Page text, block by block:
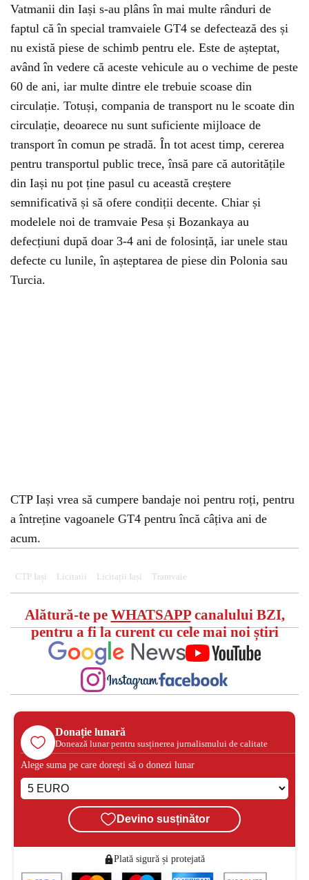
Vatmanii din Iași s-au plâns în mai multe rânduri de
faptul că în special tramvaiele GT4 se defectează des și
nu există piese de schimb pentru ele. Este de așteptat,
având în vedere că aceste vehicule au o vechime de peste
60 de ani, iar multe dintre ele trebuie scoase din
circulație. Totuși, compania de transport nu le scoate din
circulație, deoarece nu sunt suficiente mijloace de
transport în comun pe stradă. În tot acest timp, cererea
pentru transportul public trece, însă pare că autoritățile
din Iași nu pot ține pasul cu această creștere
semnificativă și să ofere condiții decente. Chiar și
modelele noi de tramvaie Pesa și Bozankaya au
defecțiuni după doar 3-4 ani de folosință, iar unele stau
defecte cu lunile, în așteptarea de piese din Polonia sau
Turcia.
CTP Iași vrea să cumpere bandaje noi pentru roți, pentru
a întreține vagoanele GT4 pentru încă câțiva ani de
acum.
CTP Iași Licitatii Licitații Iași Tramvaie
Alătură-te pe WHATSAPPcanalului BZI,
pentru a fi la curent cu cele mai noi știri
Donație lunară
Donează lunar pentru susținerea jurnalismului de calitate
Alege suma pe care dorești să o donezi lunar
Devino susținător
Plată sigură și protejată